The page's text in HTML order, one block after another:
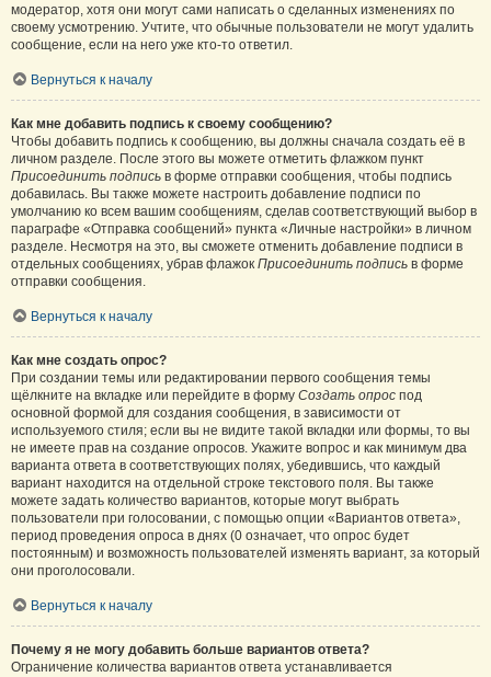
модератор, хотя они могут сами написать о сделанных изменениях по
своему усмотрению. Учтите, что обычные пользователи не могут удалить
сообщение, если на него уже кто-то ответил.
Вернуться к началу
Как мне добавить подпись к своему сообщению?
Чтобы добавить подпись к сообщению, вы должны сначала создать её в
личном разделе. После этого вы можете отметить флажком пункт
Присоединить подпись в форме отправки сообщения, чтобы подпись
добавилась. Вы также можете настроить добавление подписи по
умолчанию ко всем вашим сообщениям, сделав соответствующий выбор в
параграфе «Отправка сообщений» пункта «Личные настройки» в личном
разделе. Несмотря на это, вы сможете отменить добавление подписи в
отдельных сообщениях, убрав флажок Присоединить подпись в форме
отправки сообщения.
Вернуться к началу
Как мне создать опрос?
При создании темы или редактировании первого сообщения темы
щёлкните на вкладке или перейдите в форму Создать опрос под
основной формой для создания сообщения, в зависимости от
используемого стиля; если вы не видите такой вкладки или формы, то вы
не имеете прав на создание опросов. Укажите вопрос и как минимум два
варианта ответа в соответствующих полях, убедившись, что каждый
вариант находится на отдельной строке текстового поля. Вы также
можете задать количество вариантов, которые могут выбрать
пользователи при голосовании, с помощью опции «Вариантов ответа»,
период проведения опроса в днях (0 означает, что опрос будет
постоянным) и возможность пользователей изменять вариант, за который
они проголосовали.
Вернуться к началу
Почему я не могу добавить больше вариантов ответа?
Ограничение количества вариантов ответа устанавливается